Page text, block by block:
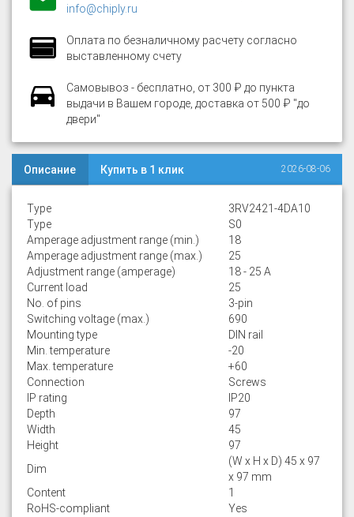
info@chiply.ru
Оплата по безналичному расчету согласно
выставленному счету
Самовывоз - бесплатно, от 300 ₽ до пункта
выдачи в Вашем городе, доставка от 500 ₽ "до
двери"
Описание Купить в 1 клик 2026-08-06
Type
3RV2421-4DA10
Type
S0
Amperage adjustment range (min.)
18
Amperage adjustment range (max.)
25
Adjustment range (amperage)
18 - 25 A
Current load
25
No. of pins
3-pin
Switching voltage (max.)
690
Mounting type
DIN rail
Min. temperature
-20
Max. temperature
+60
Connection
Screws
IP rating
IP20
Depth
97
Width
45
Height
97
Dim
(W x H x D) 45 x 97
x 97 mm
Content
1
RoHS-compliant
Yes